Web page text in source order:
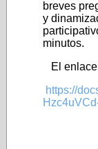
breves
y
minutos.
El enlace
https://